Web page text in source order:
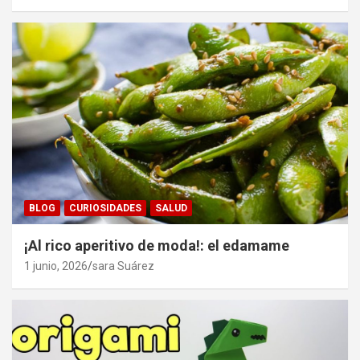
BLOG CURIOSIDADES SALUD
¡Al rico aperitivo de moda!: el edamame
1 junio, 2026 sara Suárez